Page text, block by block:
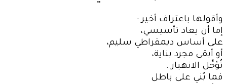
وأقولها باعتراف أخير :
إما أن يعاد تأسيسي،
على أساس ديمقراطي سليم،
أو أبقى مجرد بناية،
تُؤجِّل الانهيار .
فما بُني على باطل